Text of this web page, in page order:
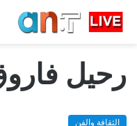
رحيل
الثقافة والفن